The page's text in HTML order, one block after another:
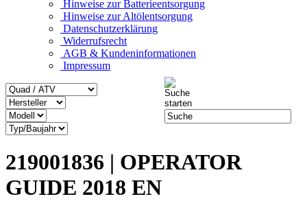
Hinweise zur Batterieentsorgung
Hinweise zur Altölentsorgung
Datenschutzerklärung
Widerrufsrecht
AGB & Kundeninformationen
Impressum
219001836 | OPERATOR
GUIDE 2018 EN